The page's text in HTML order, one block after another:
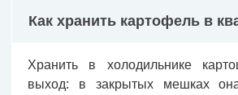
Как хранить картофель в
Хранить в холодильнике
выход: в закрытых мешках